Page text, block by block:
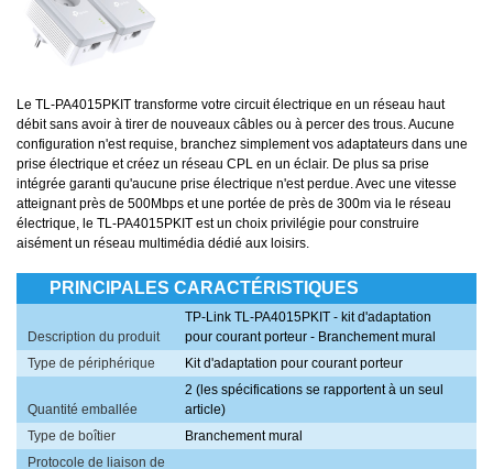
Le TL-PA4015PKIT transforme votre circuit électrique en un réseau haut
débit sans avoir à tirer de nouveaux câbles ou à percer des trous. Aucune
configuration n'est requise, branchez simplement vos adaptateurs dans une
prise électrique et créez un réseau CPL en un éclair. De plus sa prise
intégrée garanti qu'aucune prise électrique n'est perdue. Avec une vitesse
atteignant près de 500Mbps et une portée de près de 300m via le réseau
électrique, le TL-PA4015PKIT est un choix privilégie pour construire
aisément un réseau multimédia dédié aux loisirs.
PRINCIPALES CARACTÉRISTIQUES
Description du produit
TP-Link TL-PA4015PKIT - kit d'adaptation
pour courant porteur - Branchement mural
Type de périphérique
Kit d'adaptation pour courant porteur
Quantité emballée
2 (les spécifications se rapportent à un seul
article)
Type de boîtier
Branchement mural
Protocole de liaison de